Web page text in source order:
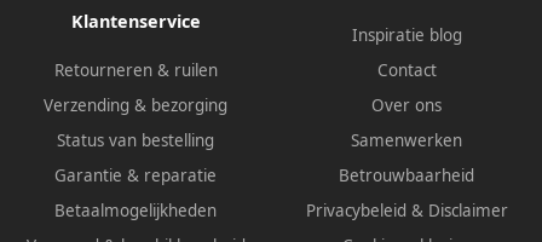
Klantenservice
Retourneren & ruilen
Verzending & bezorging
Status van bestelling
Garantie & reparatie
Betaalmogelijkheden
Inspiratie blog
Contact
Over ons
Samenwerken
Betrouwbaarheid
Privacybeleid & Disclaimer